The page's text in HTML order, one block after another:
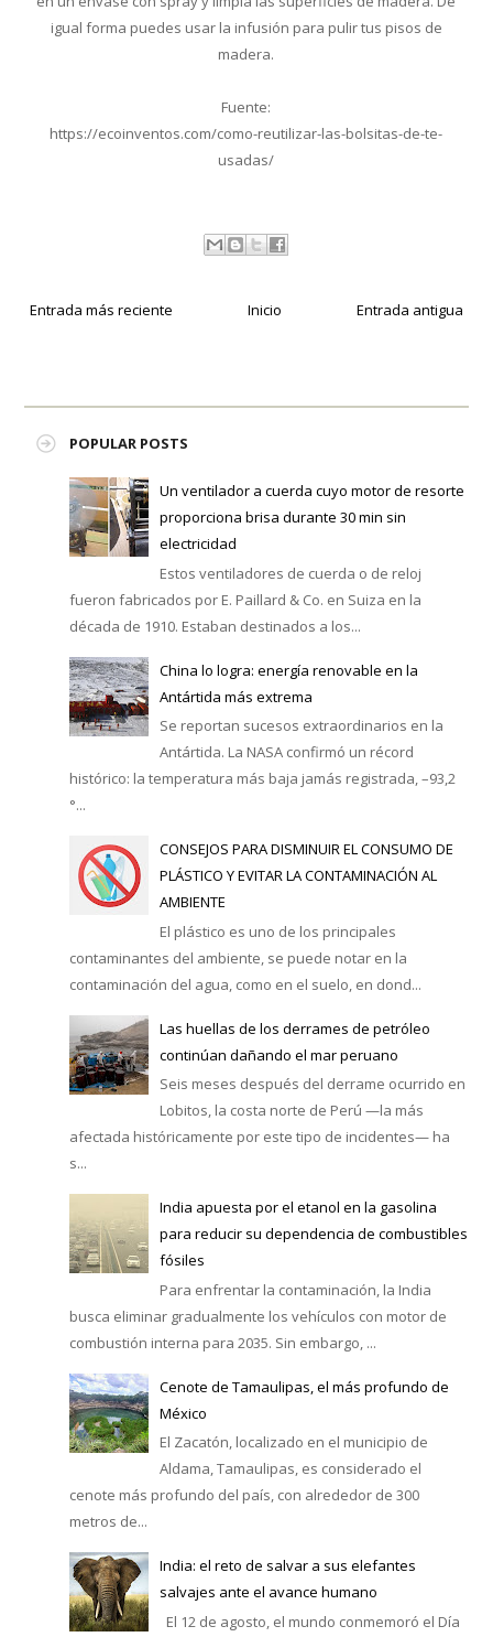
igual forma puedes usar la infusión para pulir tus pisos de
madera.
Fuente:
https://ecoinventos.com/como-reutilizar-las-bolsitas-de-te-
usadas/
Entrada más reciente Entrada antigua
Inicio
POPULAR POSTS
Un ventilador a cuerda cuyo motor de resorte
proporciona brisa durante 30 min sin
electricidad
Estos ventiladores de cuerda o de reloj
fueron fabricados por E. Paillard & Co. en Suiza en la
década de 1910. Estaban destinados a los...
China lo logra: energía renovable en la
Antártida más extrema
Se reportan sucesos extraordinarios en la
Antártida. La NASA confirmó un récord
histórico: la temperatura más baja jamás registrada, –93,2
°...
CONSEJOS PARA DISMINUIR EL CONSUMO DE
PLÁSTICO Y EVITAR LA CONTAMINACIÓN AL
AMBIENTE
El plástico es uno de los principales
contaminantes del ambiente, se puede notar en la
contaminación del agua, como en el suelo, en dond...
Las huellas de los derrames de petróleo
continúan dañando el mar peruano
Seis meses después del derrame ocurrido en
Lobitos, la costa norte de Perú —la más
afectada históricamente por este tipo de incidentes— ha
s...
India apuesta por el etanol en la gasolina
para reducir su dependencia de combustibles
fósiles
Para enfrentar la contaminación, la India
busca eliminar gradualmente los vehículos con motor de
combustión interna para 2035. Sin embargo, ...
Cenote de Tamaulipas, el más profundo de
México
El Zacatón, localizado en el municipio de
Aldama, Tamaulipas, es considerado el
cenote más profundo del país, con alrededor de 300
metros de...
India: el reto de salvar a sus elefantes
salvajes ante el avance humano
El 12 de agosto, el mundo conmemoró el Día